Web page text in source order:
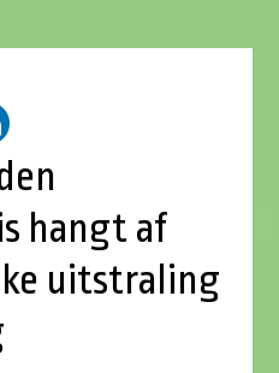
hangt af
uitstraling